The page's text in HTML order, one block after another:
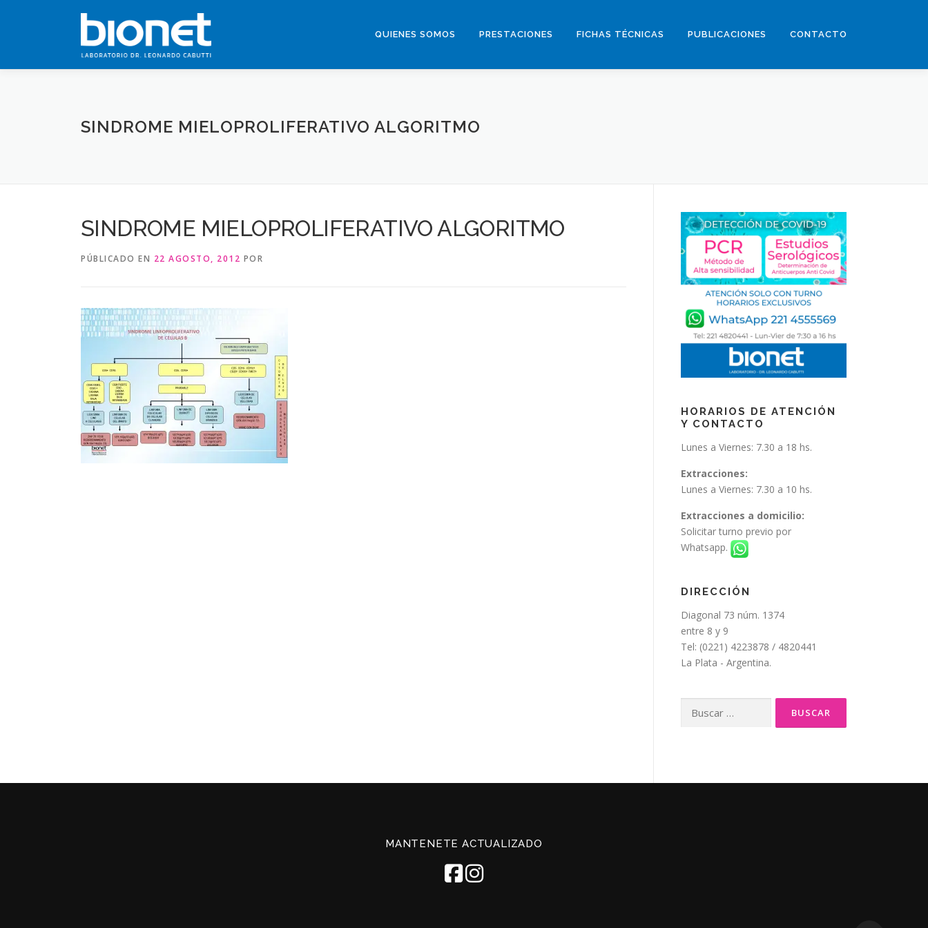
QUIENES SOMOS PRESTACIONES FICHAS TÉCNICAS PUBLICACIONES CONTACTO
SINDROME MIELOPROLIFERATIVO ALGORITMO
SINDROME MIELOPROLIFERATIVO ALGORITMO
PÚBLICADO EN 22 AGOSTO, 2012 POR
HORARIOS DE ATENCIÓN
Y CONTACTO
Lunes a Viernes: 7.30 a 18 hs.
Extracciones:
Lunes a Viernes: 7.30 a 10 hs.
Extracciones a domicilio:
Solicitar turno previo por
Whatsapp.
DIRECCIÓN
Diagonal 73 núm. 1374
entre 8 y 9
Tel: (0221) 4223878 / 4820441
La Plata - Argentina.
MANTENETE ACTUALIZADO